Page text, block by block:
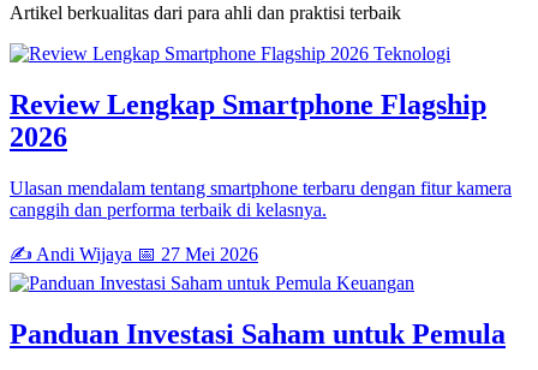
Artikel berkualitas dari para ahli dan praktisi terbaik
Teknologi
Review Lengkap Smartphone Flagship
2026
Ulasan mendalam tentang smartphone terbaru dengan fitur kamera
canggih dan performa terbaik di kelasnya.
✍️ Andi Wijaya 📅 27 Mei 2026
Keuangan
Panduan Investasi Saham untuk Pemula